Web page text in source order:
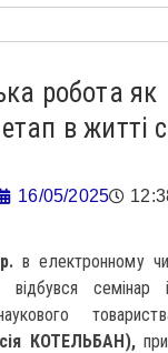
робота як
в житті
16/05/2025
р.в електронному
семінар
КОТЕЛЬБАН),